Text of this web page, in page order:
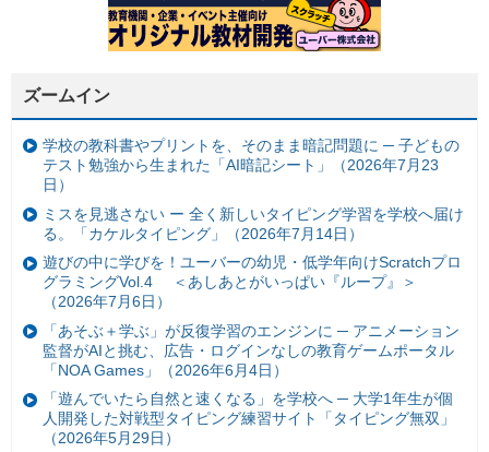
ズームイン
学校の教科書やプリントを、そのまま暗記問題に ─ 子どもの
テスト勉強から生まれた「AI暗記シート」（2026年7月23
日）
ミスを見逃さない ー 全く新しいタイピング学習を学校へ届け
る。「カケルタイピング」（2026年7月14日）
遊びの中に学びを！ユーバーの幼児・低学年向けScratchプロ
グラミングVol.4 ＜あしあとがいっぱい『ループ』＞
（2026年7月6日）
「あそぶ＋学ぶ」が反復学習のエンジンに ─ アニメーション
監督がAIと挑む、広告・ログインなしの教育ゲームポータル
「NOA Games」（2026年6月4日）
「遊んでいたら自然と速くなる」を学校へ ─ 大学1年生が個
人開発した対戦型タイピング練習サイト「タイピング無双」
（2026年5月29日）